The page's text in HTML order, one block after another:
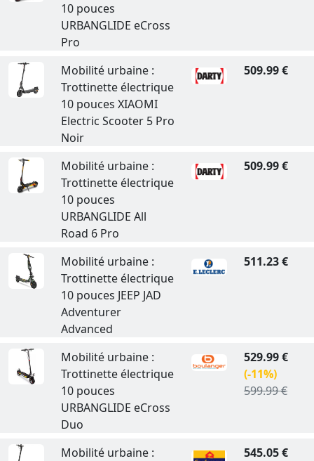
10 pouces
URBANGLIDE eCross
Pro
Mobilité urbaine :
Trottinette électrique
10 pouces XIAOMI
Electric Scooter 5 Pro
Noir
509.99 €
Mobilité urbaine :
Trottinette électrique
10 pouces
URBANGLIDE All
Road 6 Pro
509.99 €
Mobilité urbaine :
Trottinette électrique
10 pouces JEEP JAD
Adventurer
Advanced
511.23 €
Mobilité urbaine :
Trottinette électrique
10 pouces
URBANGLIDE eCross
Duo
529.99 €
(-11%)
599.99 €
Mobilité urbaine :
545.05 €